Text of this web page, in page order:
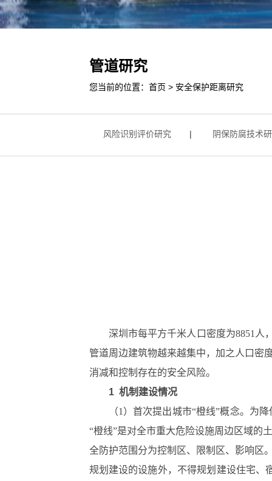
管道研究
您当前的位置： 首页 > 安全保护距离研究
风险识别评价研究 阴保防腐技术研究
深圳市每平方千米人口密度为8851人
管道周边建筑物越来越集中，加之人口密
消减和控制存在的安全风险。
1 机制建设情况
（1）首次提出城市“橙线”概念。为
“橙线”是对全市重大危险设施周边区域的
全防护范围分为控制区、限制区、影响区
规划建设的设施外，不得规划建设住宅、